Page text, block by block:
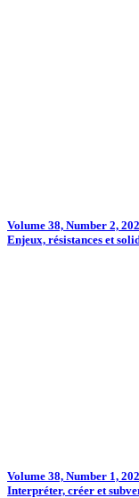
Volume 38, Number 2,
Enjeux, résistances et
Volume 38, Number 1,
Interpréter, créer et